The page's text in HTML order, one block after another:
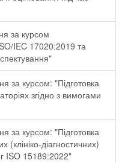
за курсом
IEC 17020:2019 та
за курсом: "Підготовка
згідно з вимогами
за курсом: "Підготовка
(клініко-діагностичних)
ISO 15189:2022"